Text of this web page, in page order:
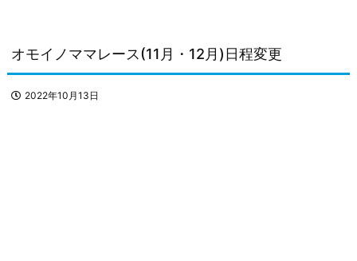
オモイノママレース(11月・12月)日程変更
2022年10月13日